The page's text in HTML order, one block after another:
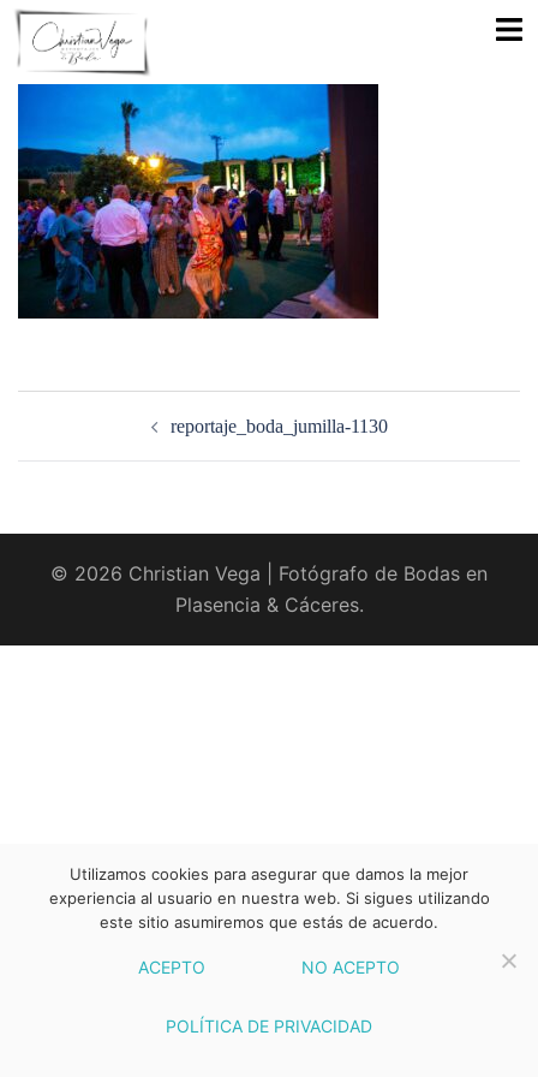
Saltar
contenido
reportaje_boda_jumilla-1130
© 2026 Christian Vega | Fotógrafo de Bodas en
Plasencia & Cáceres.
Utilizamos cookies para asegurar que damos la mejor
experiencia al usuario en nuestra web. Si sigues utilizando
este sitio asumiremos que estás de acuerdo.
ACEPTO NO ACEPTO
POLÍTICA DE PRIVACIDAD